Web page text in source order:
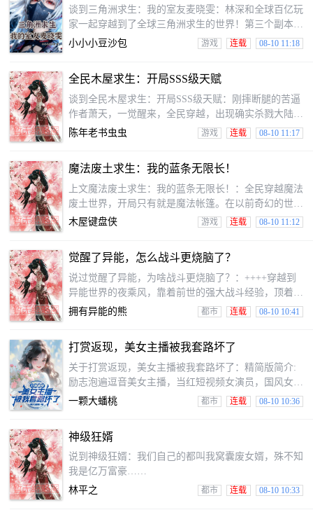
豆，早已先把皇太极的家给抄了？他本想安静种田，奈
何总有人想试试炮弹的滋味。如果我只好请崇祯皇帝物
理听课，送东林君子火中涅盘，帮八旗勇士提前入土为
谈到三角洲求生：我的室友麦晓雯：林深和全球百亿玩
家一起穿越到了全球三角洲求生的世界！第三个副本：
零号大坝！在另一个世界中，白天可以可以一边搜索物
来自黑暗中的袭击。哈夫克士兵、阿萨拉士兵、尼罗
鳄、僵尸、诡异……三角洲求生游戏危机四伏，还好林
深觉醒了SSS级天赋——！花费哈夫币，可抽取角色一
起求生。每个角色卡，还会提供给林深额外的专属技
小小小豆沙包 游戏 连载 08-10 11:18
全民木屋求生：开局SSS级天赋
谈到全民木屋求生：开局SSS级天赋：刚摔断腿的苦逼
作者萧天，一觉醒来，全民穿越，出现确实杀戮大陆，
带着一条断腿，三根树枝搭建的庇护所，惊现神秘提
时，萧天已满身神话装备，最终屹立于万族之巅！
陈年老书虫虫 游戏 连载 08-10 11:17
魔法废土求生：我的蓝条无限长！
上文魔法废土求生：我的蓝条无限长！：全民穿越魔法
废土世界，开局只有就是魔法帐篷。在以前奇幻的世界
里，日出而作，日落而息成为了所有人的基本生活状
样！魔能潮汐的席卷、古老魔咒的复苏、远古禁咒的失
控、魔法生物的暴动......一系列的全民灾难也接踵而
至！万里的冰封，竟是远古的禁咒！千丈的峡谷，是传
奇者的剑痕！百米的巨龙，与骑士穿越风暴...
木屋键盘侠 游戏 连载 08-10 11:12
觉醒了异能，怎么战斗更烧脑了？
说过觉醒了异能，为啥战斗更烧脑了？：++++穿越到
异能世界的夜乘风，靠着前世的强大战斗经验，顶着反
向金手指的压力，飞速成长为了异能世界的最强人类。
风：“虚界的莽夫罢了，你叫来一万个又能如何呢？”随
后他打了别人响指，天空别人巨大的黑门缓缓打开，数
道身影穿门而出。某带系统的穿越者：“魔…魔王？的
人都在魔王？”
拥有异能的熊 都市 连载 08-10 10:41
打赏返现，美女主播被我套路坏了
关于打赏返现，美女主播被我套路坏了：精简版简介:
励志泡遍逗音美女主播，当红短视频女演员，国风女
神，新生代花旦。秦浩苦苦添了多年的女神，竟然转头
平亿近人的态度，他对我好就够了”秦昊崩溃，冤种系
统从天而降，从此就是自律男开始终极进化。“宿主，
只这也系统了，你还自律个啥？美女她不香吗？只要对
系统认可达标的美女消费，百分百返回同等金钱，碰到
一颗大蟠桃 都市 连载 08-10 10:36
神级狂婿
说到神级狂婿：我们自己的都叫我窝囊废女婿，殊不知
我是亿万富豪……
林平之
都市 连载 08-10 10:33